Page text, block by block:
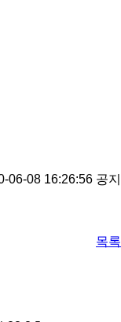
06-08 16:26:56 공지
목록